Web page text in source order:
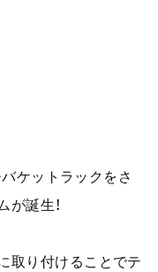
ケットラックをさ
誕生！
取り付けることでテ